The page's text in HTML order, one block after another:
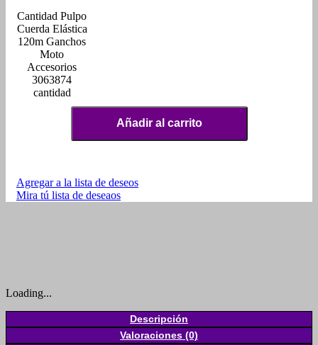
Pulpo
Cuerda Elástica
120m Ganchos
Moto
Accesorios
3063874
cantidad
Añadir al carrito
Agregar a la lista de deseos
Mira tú lista de deseaos
Loading...
Descripción
Valoraciones (0)